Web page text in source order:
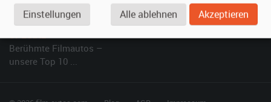
Inserat verwalten
SPECIAL
Berühmte Filmautos –
unsere Top 10 ...
Einstellungen Alle ablehnen Akzeptieren